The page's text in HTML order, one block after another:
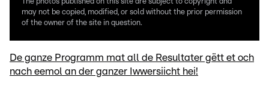
The photos published on this site are subject to copyright and
may not be copied, modified, or sold without the prior permission
of the owner of the site in question.
De ganze Programm mat all de Resultater gëtt et och
nach eemol an der ganzer Iwwersiicht hei!